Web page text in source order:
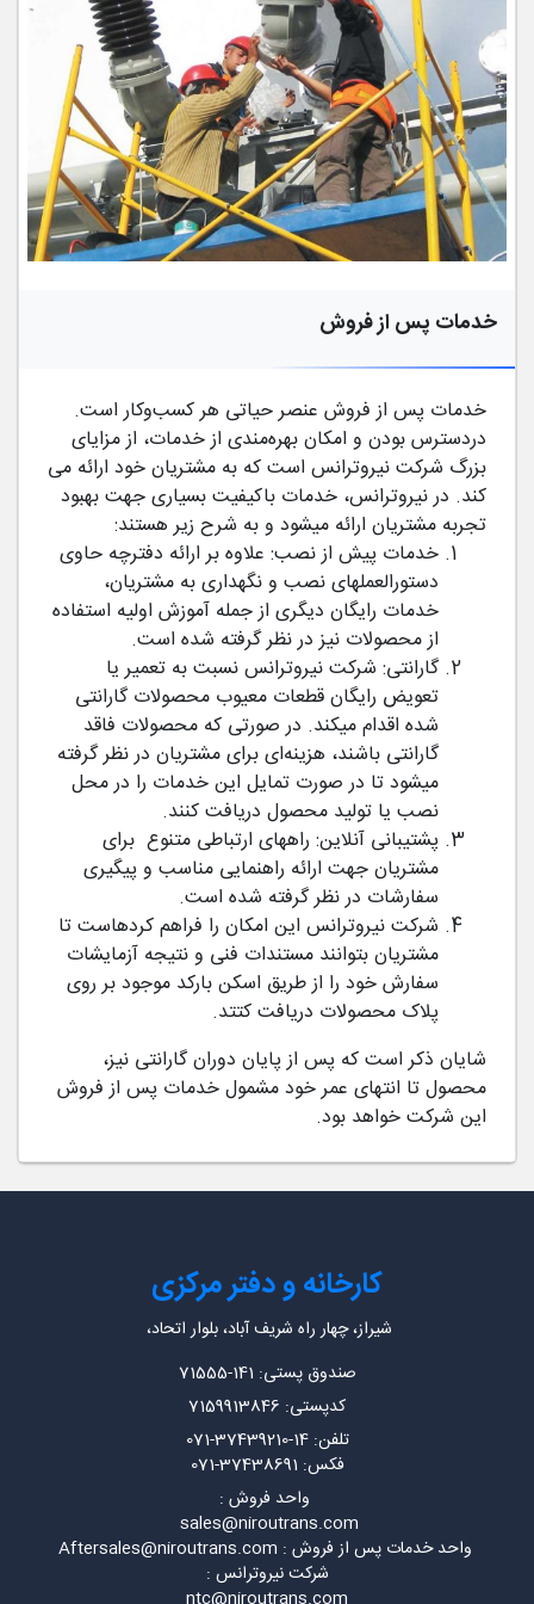
خدمات پس از فروش
خدمات پس از فروش عنصر حیاتی هر کسب­‌وکار است.
دردسترس بودن و امکان بهره‌­مندی از خدمات، از مزایای
بزرگ شرکت نیروترانس است که به مشتریان خود ارائه می­‌
کند. در نیروترانس،‌ خدمات باکیفیت بسیاری جهت بهبود
تجربه مشتریان ارائه می­شود و به شرح زیر هستند:
خدمات پیش از نصب: علاوه بر ارائه دفترچه حاوی
دستورالعمل­های نصب و نگهداری به مشتریان،
خدمات رایگان دیگری از جمله آموزش اولیه استفاده
از محصولات نیز در نظر گرفته شده است.
گارانتی: شرکت نیروترانس نسبت به تعمیر یا
تعویض رایگان قطعات معیوب محصولات گارانتی­‌
شده اقدام می­کند. در صورتی که محصولات فاقد
گارانتی باشند، هزینه­‌ای برای مشتریان در نظر گرفته
می­شود تا در صورت تمایل این خدمات را در محل
نصب یا تولید محصول دریافت کنند.
پشتیبانی آنلاین: راههای ارتباطی متنوع برای
مشتریان جهت ارائه راهنمایی مناسب و پیگیری
سفارشات در نظر گرفته شده است.
شرکت نیروترانس این امکان را فراهم کرده­است تا
مشتریان بتوانند‌ مستندات فنی و نتیجه آزمایشات
سفارش خود را از طریق اسکن بارکد موجود بر روی
پلاک محصولات دریافت کتتد.
شایان ذکر است که پس از پایان دوران گارانتی نیز،
محصول تا انتهای عمر خود مشمول خدمات پس از فروش
این شرکت خواهد بود.
کارخانه و دفتر مرکزی
شیراز، چهار راه شریف آباد، بلوار اتحاد،
صندوق پستی: 141-71555
کدپستی: 7159913846
تلفن: 14-37439210-071
فکس: 37438691-071
واحد فروش :
sales@niroutrans.com
واحد خدمات پس از فروش : Aftersales@niroutrans.com
شرکت نیروترانس :